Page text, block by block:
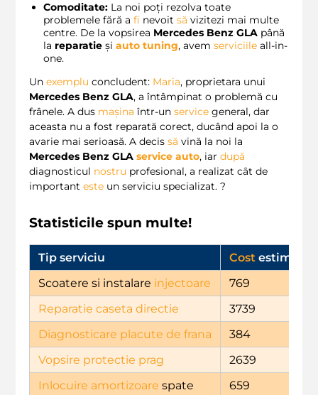
Comoditate: La noi poți rezolva toate
problemele fără a fi nevoit să vizitezi mai multe
centre. De la vopsirea Mercedes Benz GLA până
la reparatie și auto tuning, avem serviciile all-in-
one.
Un exemplu concludent: Maria, proprietara unui
Mercedes Benz GLA, a întâmpinat o problemă cu
frânele. A dus mașina într-un service general, dar
aceasta nu a fost reparată corect, ducând apoi la o
avarie mai serioasă. A decis să vină la noi la
Mercedes Benz GLA service auto, iar după
diagnosticul nostru profesional, a realizat cât de
important este un serviciu specializat. ?
Statisticile spun multe!
Tip serviciu Cost estimativ
Scoatere si instalare injectoare
769
Reparatie caseta directie
3739
Diagnosticare placute de frana
384
Vopsire protectie prag
2639
Inlocuire amortizoare spate
659